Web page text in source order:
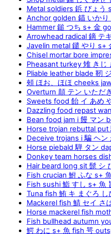
Metal soldiers 鋲 びょう
Anchor golden 錨 いか
Hammer 鎚 つち s+ 金
Arrowhead radical 鏑 テ
Javelin metal 鑓 やり s+
Chisel mortar bore
Pheasant turkey 雉 きじ
Pliable leather blade 靭
頰 ほお、ほほ cheeks
Overturn 顛 テン いただ
Sweets food 飴 イ あめ
Dazzling food repast
Bean food jam i 饅 マン
Horse trojan rebuttal put
Deceive trojans i 騙 ヘン
Horse piebald 騨 タン
Donkey team horses
Hair beard long sit 髭 シ
Fish crucian 鮒 ふな s+
Fish sushi 鮨 すし s+ 魚
Tuna fish 鮪 キ まぐろ し
Mackerel fish 鯖 セイ さ
Horse mackerel fish
Fish bullhead autumn
鰐 わに s+ 魚 fish 咢